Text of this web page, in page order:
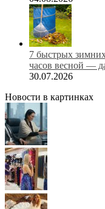
7 быстрых
часов весной —
30.07.2026
Новости в картинках